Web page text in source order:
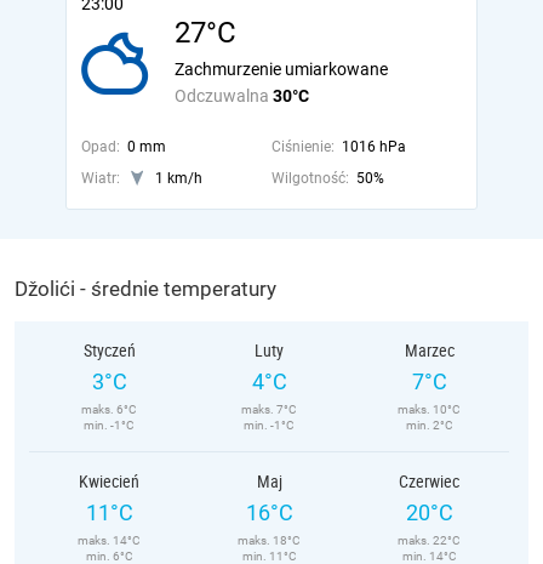
27°C
Odczuwalna 30°C
Zachmurzenie umiarkowane
Opad: 0 mm Ciśnienie: 1016 hPa
Wiatr:
1 km/h Wilgotność: 50%
Džolići - średnie temperatury
Styczeń
3°C
maks. 6°C
min. -1°C
Luty
4°C
maks. 7°C
min. -1°C
Marzec
7°C
maks. 10°C
min. 2°C
Kwiecień
11°C
maks. 14°C
min. 6°C
Maj
16°C
maks. 18°C
min. 11°C
Czerwiec
20°C
maks. 22°C
min. 14°C